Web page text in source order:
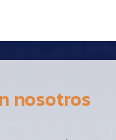
nosotros